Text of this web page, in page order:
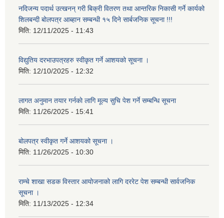
नदिजन्य पदार्थ उत्खनन् गरी बिक्री वितरण तथा आन्तरिक निकासी गर्ने कार्यको
शिलबन्दी बोलपत्र आब्हान सम्बन्धी १५ दिने सार्बजनिक सूचना !!!
मिति: 12/11/2025 - 11:43
विद्युतिय दरभाउपत्रहरु स्वीकृत गर्ने आशयको सूचना ।
मिति: 12/10/2025 - 12:32
लागत अनुमान तयार गर्नकाे लागि मूल्य सुचि पेश गर्ने सम्बन्धि सूचना
मिति: 11/26/2025 - 15:41
बोलपत्र स्वीकृत गर्ने आशयको सूचना ।
मिति: 11/26/2025 - 10:30
राम्चे शाखा सडक विस्तार आयोजनाको लागि दररेट पेश सम्बन्धी सार्वजनिक
सूचना ।
मिति: 11/13/2025 - 12:34